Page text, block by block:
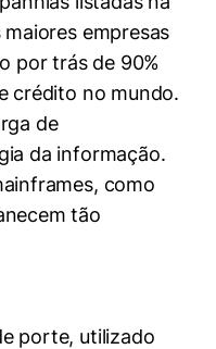
empresas
por trás de 90%
crédito no mundo.
de
da informação.
como
tão
porte, utilizado